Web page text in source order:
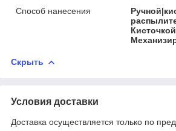
Способ нанесения
Скрыть
Условия доставки
Доставка осуществляется только по